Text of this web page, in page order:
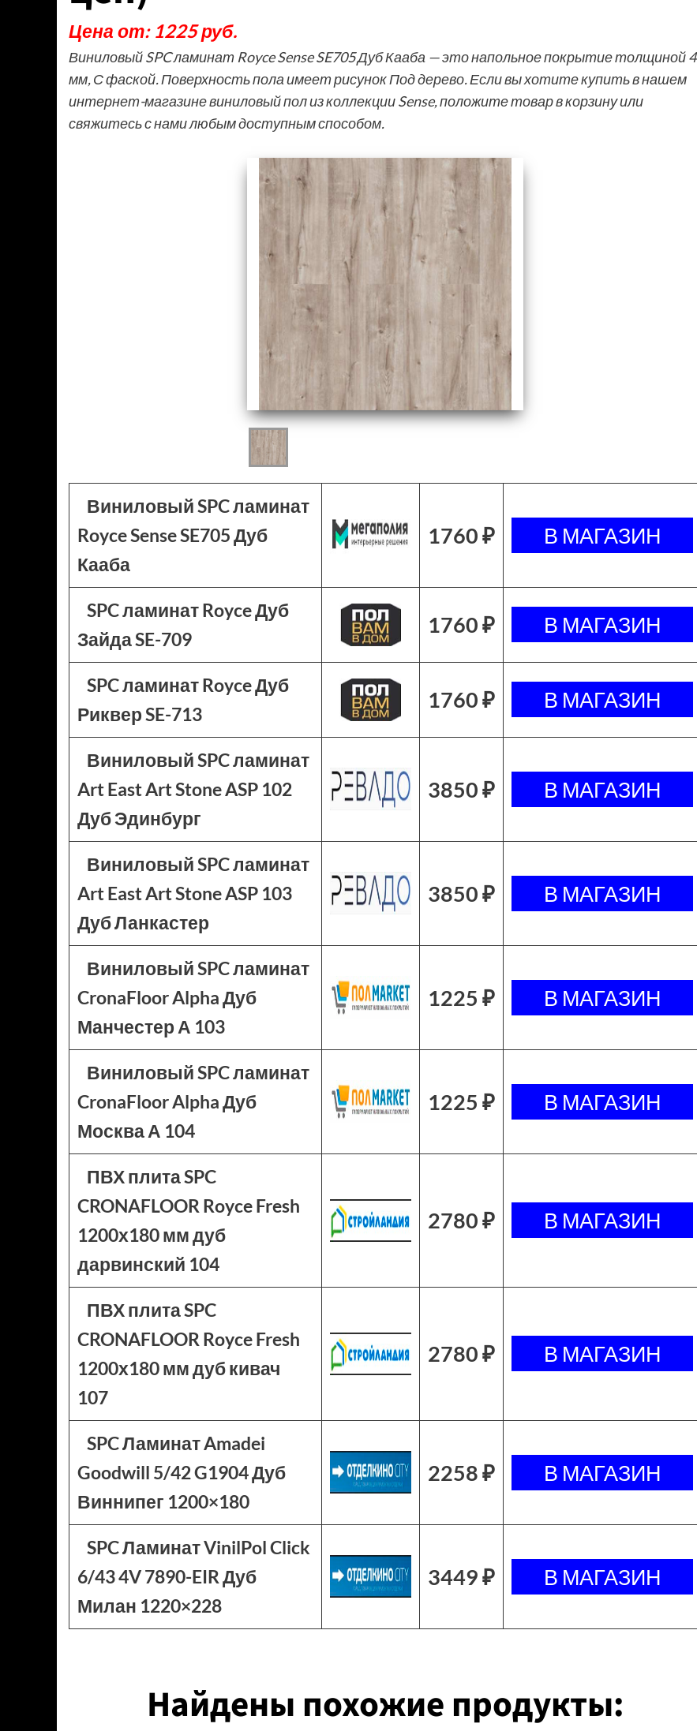
Цена от: 1225 руб.
Виниловый SPC ламинат Royce Sense SE705 Дуб Кааба — это напольное покрытие толщиной 4
мм, С фаской. Поверхность пола имеет рисунок Под дерево. Если вы хотите купить в нашем
интернет-магазине виниловый пол из коллекции Sense, положите товар в корзину или
свяжитесь с нами любым доступным способом.
Виниловый SPC ламинат
Royce Sense SE705 Дуб
Кааба
1760 ₽
SPC ламинат Royce Дуб
Зайда SE-709
1760 ₽
SPC ламинат Royce Дуб
Риквер SE-713
1760 ₽
Виниловый SPC ламинат
Art East Art Stone ASP 102
Дуб Эдинбург
3850 ₽
Виниловый SPC ламинат
Art East Art Stone ASP 103
Дуб Ланкастер
3850 ₽
Виниловый SPC ламинат
CronaFloor Alpha Дуб
Манчестер А 103
1225 ₽
Виниловый SPC ламинат
CronaFloor Alpha Дуб
Москва А 104
1225 ₽
ПВХ плита SPC
CRONAFLOOR Royce Fresh
1200х180 мм дуб
дарвинский 104
2780 ₽
ПВХ плита SPC
CRONAFLOOR Royce Fresh
1200х180 мм дуб кивач
107
2780 ₽
SPC Ламинат Amadei
Goodwill 5/42 G1904 Дуб
Виннипег 1200×180
2258 ₽
SPC Ламинат VinilPol Click
6/43 4V 7890-EIR Дуб
Милан 1220×228
3449 ₽
Найдены похожие продукты: